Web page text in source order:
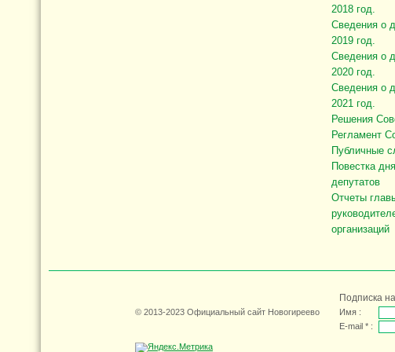
2018 год.
Сведения о
2019 год.
Сведения о
2020 год.
Сведения о
2021 год.
Решения
Регламент
Публичные
Повестка
депутатов
Отчеты
организаций
© 2013-2023 Официальный сайт Новогиреево
Подписка
Имя :
E-mail * :